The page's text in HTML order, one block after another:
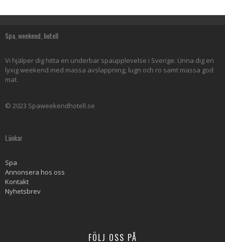
Spa, weekend, hotell
Vi hjälper dig hitta en underbar spaupplevelse i Sverige. Unna dig en
lyxig weekend med massa avslappning, lugn och ro samt massa god
mat.
© 2023 Spaweekendhotell.se
Länkar
Spa
Annonsera hos oss
Kontakt
Nyhetsbrev
FÖLJ OSS PÅ